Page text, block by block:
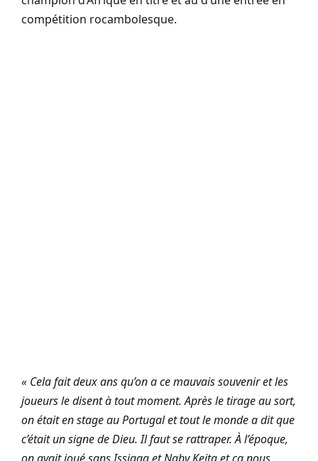
compétition rocambolesque.
« Cela fait deux ans qu’on a ce mauvais souvenir et les
joueurs le disent à tout moment. Après le tirage au sort,
on était en stage au Portugal et tout le monde a dit que
c’était un signe de Dieu. Il faut se rattraper. À l’époque,